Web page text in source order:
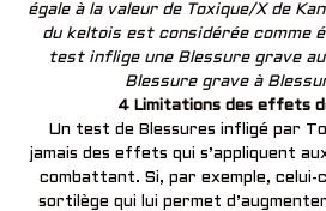
égale à la valeur de Toxique/X de
du keltois est considérée comme
test inflige une Blessure grave
Blessure grave à
4 Limitations des effets
Un test de Blessures infligé par
jamais des effets qui s’appliquent
combattant. Si, par exemple, celui-
sortilège qui lui permet